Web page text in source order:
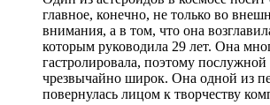
главное, конечно, не только во
внимания, а в том, что она
которым руководила 29 лет. Она
гастролировала, поэтому послужной
чрезвычайно широк. Она одной из
повернулась лицом к творчеству